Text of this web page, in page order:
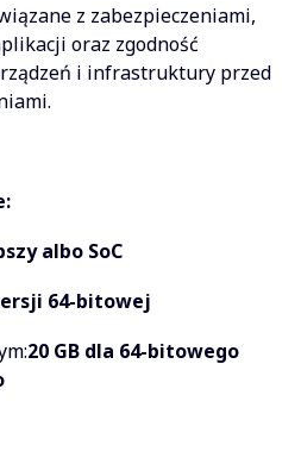
z zabezpieczeniami,
oraz zgodność
i infrastruktury przed
albo SoC
64-bitowej
20 GB dla 64-bitowego